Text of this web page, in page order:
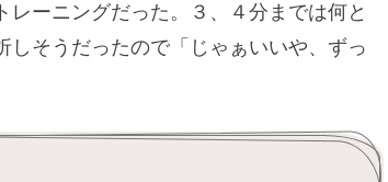
ーニングだった。３、４分までは何と
そうだったので「じゃぁいいや、ずっ